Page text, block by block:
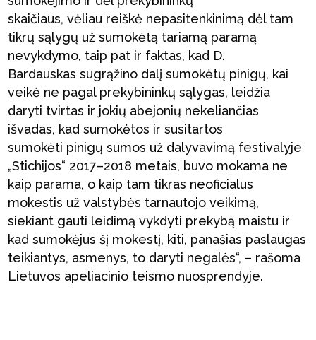
skaičiaus, vėliau reiškė nepasitenkinimą dėl tam
tikrų sąlygų už sumokėtą tariamą paramą
nevykdymo, taip pat ir faktas, kad D.
Bardauskas sugrąžino dalį sumokėtų pinigų, kai
veikė ne pagal prekybininkų sąlygas, leidžia
daryti tvirtas ir jokių abejonių nekeliančias
išvadas, kad sumokėtos ir susitartos
sumokėti pinigų sumos už dalyvavimą festivalyje
„Stichijos“ 2017–2018 metais, buvo mokama ne
kaip parama, o kaip tam tikras neoficialus
mokestis už valstybės tarnautojo veikimą,
siekiant gauti leidimą vykdyti prekybą maistu ir
kad sumokėjus šį mokestį, kiti, panašias paslaugas
teikiantys, asmenys, to daryti negalės“, – rašoma
Lietuvos apeliacinio teismo nuosprendyje.